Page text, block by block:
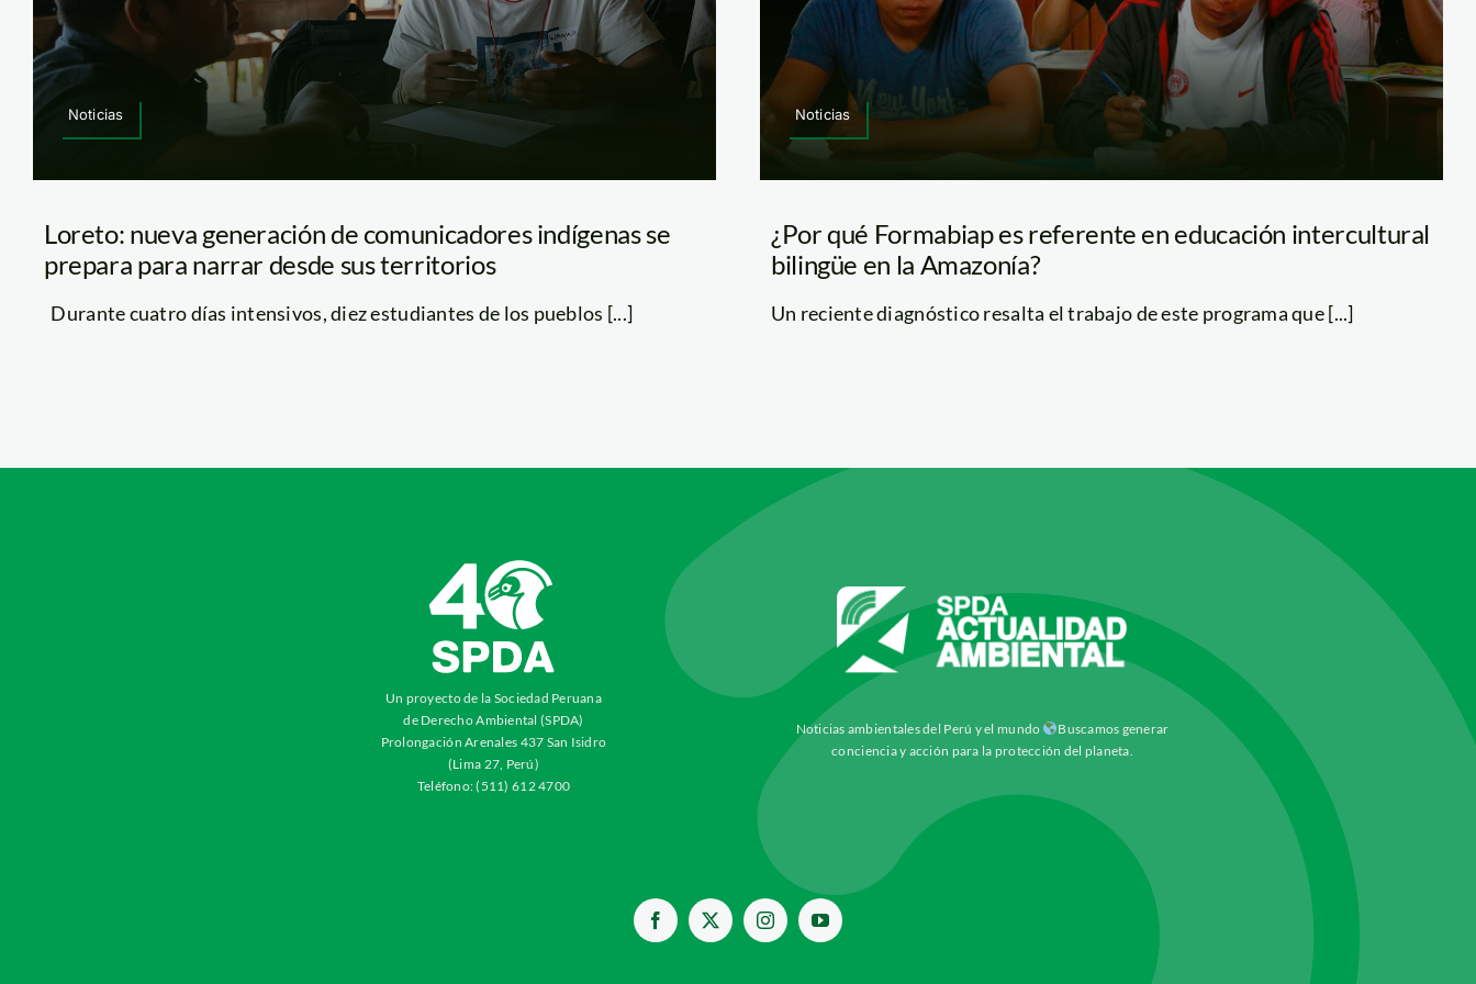
Noticias
Loreto: nueva generación de comunicadores indígenas se
prepara para narrar desde sus territorios
Durante cuatro días intensivos, diez estudiantes de los pueblos [...]
Noticias
¿Por qué Formabiap es referente en educación intercultural
bilingüe en la Amazonía?
Un reciente diagnóstico resalta el trabajo de este programa que [...]
Un proyecto de la Sociedad Peruana
de Derecho Ambiental (SPDA)
Prolongación Arenales 437 San Isidro
(Lima 27, Perú)
Teléfono: (511) 612 4700
Noticias ambientales del Perú y el mundo
Buscamos generar
conciencia y acción para la protección del planeta.